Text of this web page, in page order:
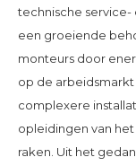
technische
een groeiende
monteurs door
op de
complexere
opleidingen van
raken. Uit het